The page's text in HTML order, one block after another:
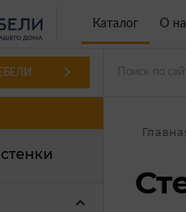
Каталог О